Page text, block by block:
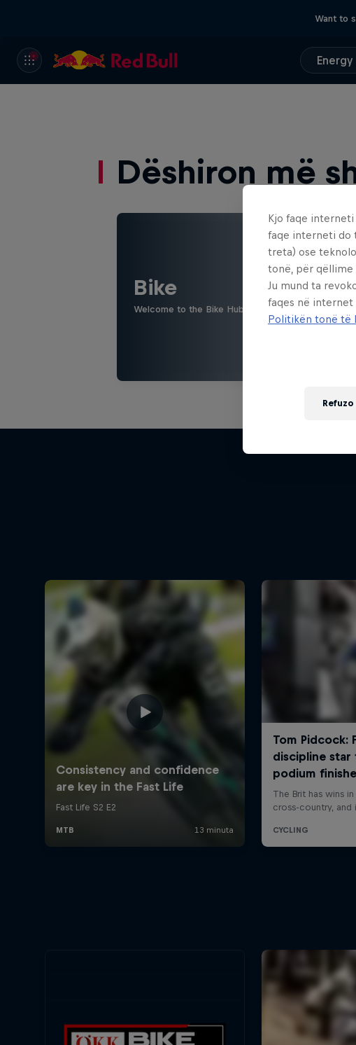
Want to
Dëshiron më
Bike
Welcome to the Bike Hub, where you will find an
Kjo faqe
faqe interneti do
treta) ose
tonë, për
Ju mund ta
faqes në
Politikën tonë të